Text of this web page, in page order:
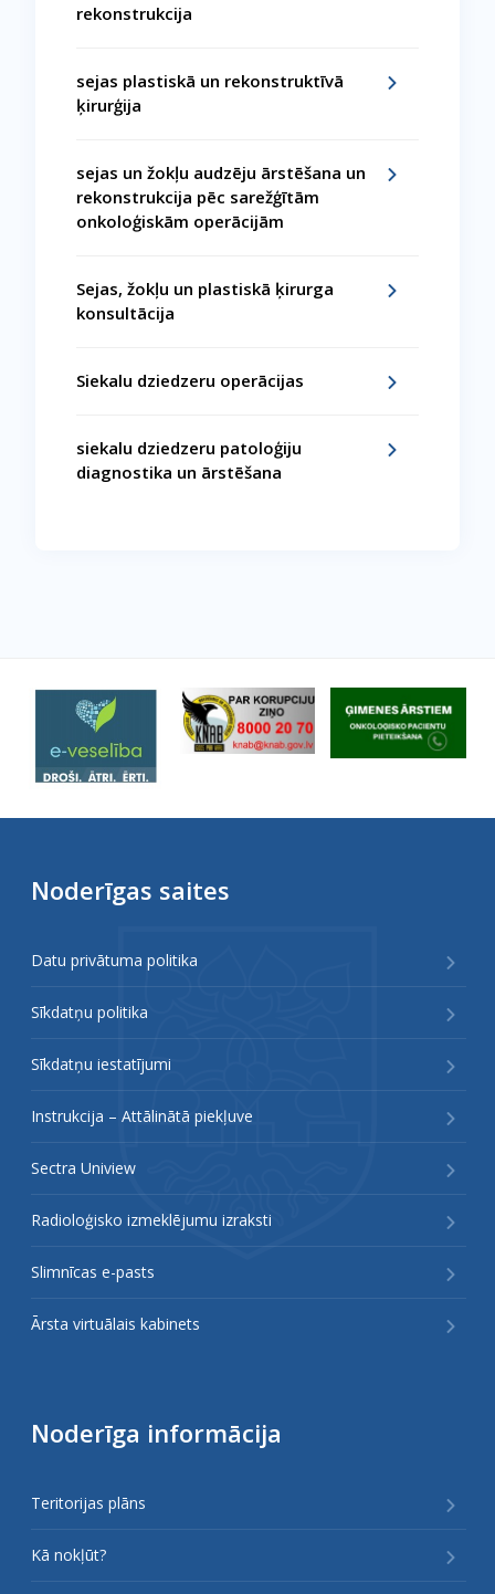
rekonstrukcija
sejas plastiskā un rekonstruktīvā
ķirurģija
sejas un žokļu audzēju ārstēšana un
rekonstrukcija pēc sarežģītām
onkoloģiskām operācijām
Sejas, žokļu un plastiskā ķirurga
konsultācija
Siekalu dziedzeru operācijas
siekalu dziedzeru patoloģiju
diagnostika un ārstēšana
Noderīgas saites
Datu privātuma politika
Sīkdatņu politika
Sīkdatņu iestatījumi
Instrukcija – Attālinātā piekļuve
Sectra Uniview
Radioloģisko izmeklējumu izraksti
Slimnīcas e-pasts
Ārsta virtuālais kabinets
Noderīga informācija
Teritorijas plāns
Kā nokļūt?